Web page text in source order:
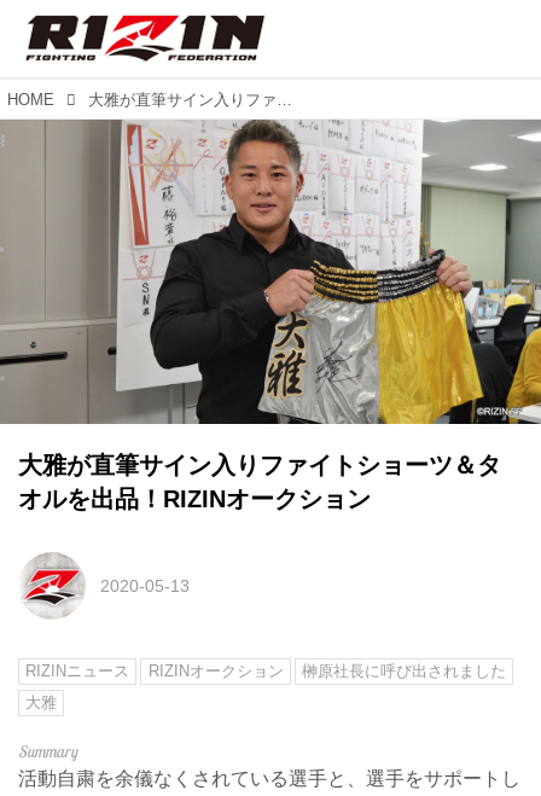
HOME 大雅が直筆サイン入りファイトショーツ＆タオルを出品！RIZINオークション
大雅が直筆サイン入りファイトショーツ＆タ
オルを出品！RIZINオークション
2020-05-13
RIZINニュース RIZINオークション
榊原社長に呼び出されました
大雅
活動自粛を余儀なくされている選手と、選手をサポートし